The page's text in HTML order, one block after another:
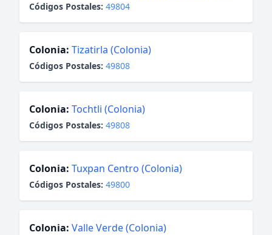
Códigos Postales: 49804
Colonia: Tizatirla (Colonia)
Códigos Postales: 49808
Colonia: Tochtli (Colonia)
Códigos Postales: 49808
Colonia: Tuxpan Centro (Colonia)
Códigos Postales: 49800
Colonia: Valle Verde (Colonia)